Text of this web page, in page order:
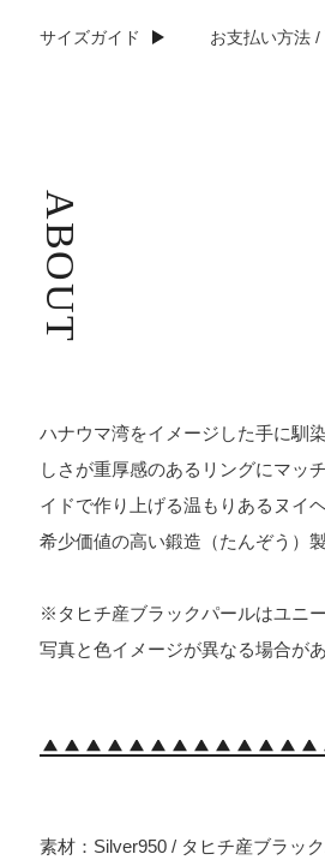
サイズガイド お支払い方法 /
ABOUT
ハナウマ湾をイメージした手に馴
しさが重厚感のあるリングにマッ
イドで作り上げる温もりあるヌイ
希少価値の高い鍛造（たんぞう）
※タヒチ産ブラックパールはユニ
写真と色イメージが異なる場合があ
素材：Silver950 / タヒチ産ブラッ